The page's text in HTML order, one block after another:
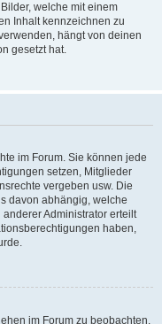
welche mit einem
Inhalt kennzeichnen zu
hängt von deinen
gesetzt hat.
im Forum. Sie können jede
setzen, Mitglieder
vergeben usw. Die
davon abhängig, welche
Administrator erteilt
haben,
im Forum zu beobachten.